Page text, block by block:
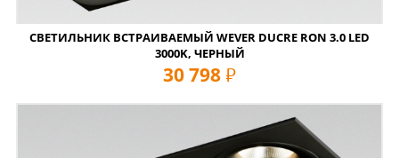
СВЕТИЛЬНИК ВСТРАИВАЕМЫЙ WEVER DUCRE RON 3.0 LED
3000K, ЧЕРНЫЙ
30 798 руб